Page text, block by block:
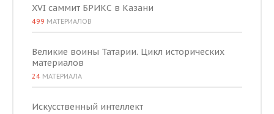
XVI саммит БРИКС в Казани
499 МАТЕРИАЛОВ
Великие воины Татарии. Цикл исторических
материалов
24 МАТЕРИАЛА
Искусственный интеллект